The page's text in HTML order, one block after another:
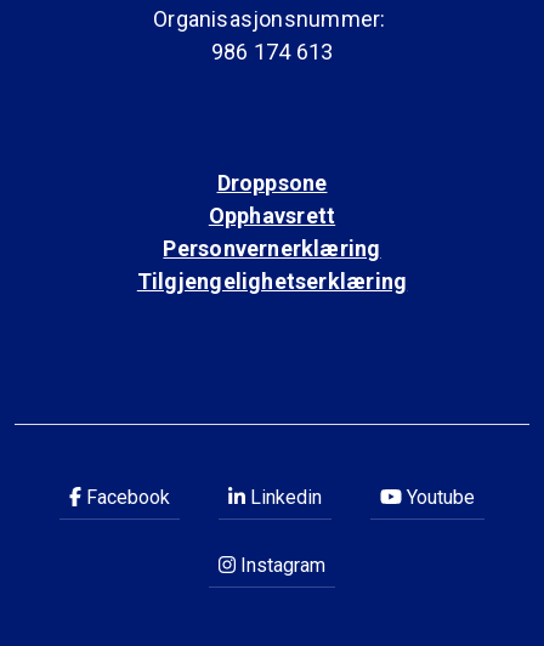
Organisasjonsnummer:
986 174 613
Droppsone
Opphavsrett
Personvernerklæring
Tilgjengelighetserklæring
Facebook Linkedin Youtube
Instagram